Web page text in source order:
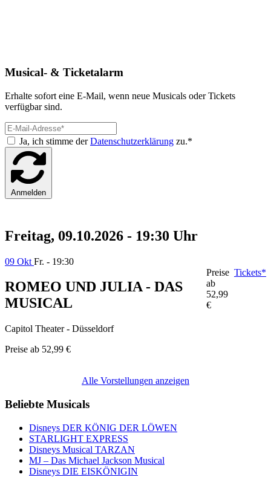
Musical- & Ticketalarm
Erhalte sofort eine E-Mail, wenn neue Musicals oder Tickets
verfügbar sind.
Ja, ich stimme derDatenschutzerklärung zu.*
Anmelden
Freitag, 09.10.2026 - 19:30 Uhr
09 Okt Fr. - 19:30
ROMEO UND JULIA - DAS
MUSICAL
Capitol Theater - Düsseldorf
Preise ab 52,99 €
Preise
ab
52,99
€
Tickets*
Alle Vorstellungen anzeigen
Beliebte Musicals
Disneys DER KÖNIG DER LÖWEN
STARLIGHT EXPRESS
Disneys Musical TARZAN
MJ – Das Michael Jackson Musical
Disneys DIE EISKÖNIGIN